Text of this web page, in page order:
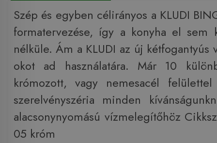
Szép és egyben célirányos a KLUDI
formatervezése, így a konyha el sem
nélküle. Ám a KLUDI az új kétfogantyús
okot ad használatára. Már 10
krómozott, vagy nemesacél
szerelvényszéria minden
alacsonynyomású vízmelegítőhöz
05 króm